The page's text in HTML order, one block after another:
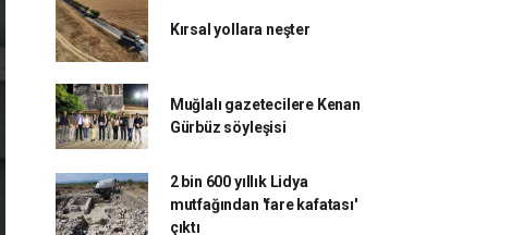
Kırsal yollara neşter
Muğlalı gazetecilere Kenan
Gürbüz söyleşisi
2 bin 600 yıllık Lidya
mutfağından 'fare kafatası'
çıktı